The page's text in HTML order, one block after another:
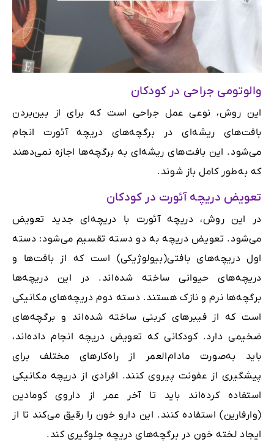
والوتومی جراحی در کودکان
این روش، نوعی عمل جراحی است که برای از بین‌بردن
بافت‌های ریشه‌ای در برگچه‌های دریچه آئورت انجام
می‌شود. این بافت‌های ریشه‌ای به برگچه‌ها اجازه نمی‌دهند
که به‌طور کامل باز شوند.
تعویض دریچه آئورت در کودکان
در این روش، دریچه آئورت با دریچه‌ای جدید تعویض
می‌شود. تعویض دریچه به دو دسته تقسیم می‌شود: دسته
اول دریچه‌های بافتی(بیولوژیکی) است که از بافت‌ها و
دریچه‌های حیوانی ساخته شده‌اند. در این دریچه‌ها
برگچه‌ها نرم و نازک هستند. دسته دوم دریچه‌های مکانیکی
است که از فیبرهای کربنی ساخته شده‌اند و برگچه‌های
ضخیمی دارد. کودکانی که تعویض دریچه انجام داده‌اند،
باید به‌صورت مادام‌العمر از راه‌کارهای مختلف برای
پیشگیری از عفونت پیروی کنند. افرادی از دریچه مکانیکی
استفاده کرده‌اند باید تا آخر عمر از داروی کومادین
(وارفارین) استفاده کنند. این دارو خون را رقیق‌ می‌کند تا از
ایجاد لخته خون در برگچه‌های دریچه جلوگیری کند.